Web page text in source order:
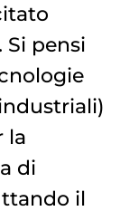
pensi
la
di
il